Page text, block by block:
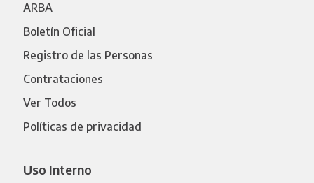
ARBA
Boletín Oficial
Registro de las Personas
Contrataciones
Ver Todos
Políticas de privacidad
Uso Interno